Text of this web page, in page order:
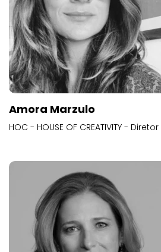
Amora Marzulo
HOC - HOUSE OF CREATIVITY - Diretor